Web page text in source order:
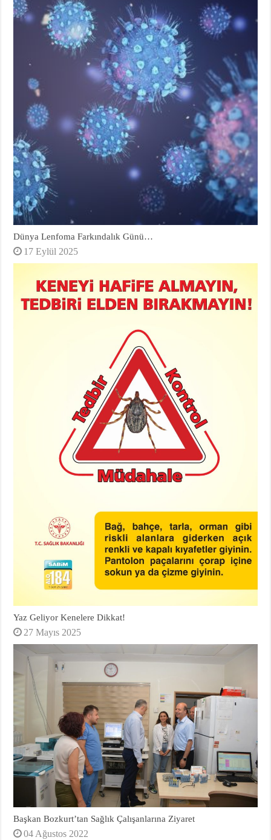
Dünya Lenfoma Farkındalık Günü…
17 Eylül 2025
Yaz Geliyor Kenelere Dikkat!
27 Mayıs 2025
Başkan Bozkurt’tan Sağlık Çalışanlarına Ziyaret
04 Ağustos 2022